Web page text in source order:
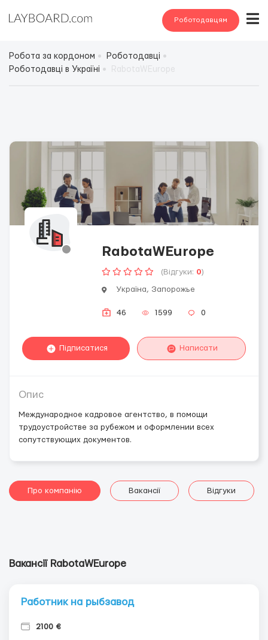
Роботодавцям
Робота за кордоном
Роботодавці
Роботодавці в Україні
RabotaWEurope
(Відгуки: 0)
Україна, Запорожье
46 1599 0
Підписатися Написати
Опис
Международное кадровое агентство, в помощи
трудоустройстве за рубежом и оформлении всех
сопутствующих документов.
Про компанію Вакансії Відгуки
Вакансії RabotaWEurope
Работник на рыбзавод
2100 €